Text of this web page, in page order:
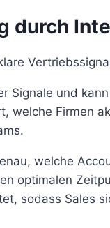
durch
Signale und
welche Firmen
welche
optimalen
sodass Sales